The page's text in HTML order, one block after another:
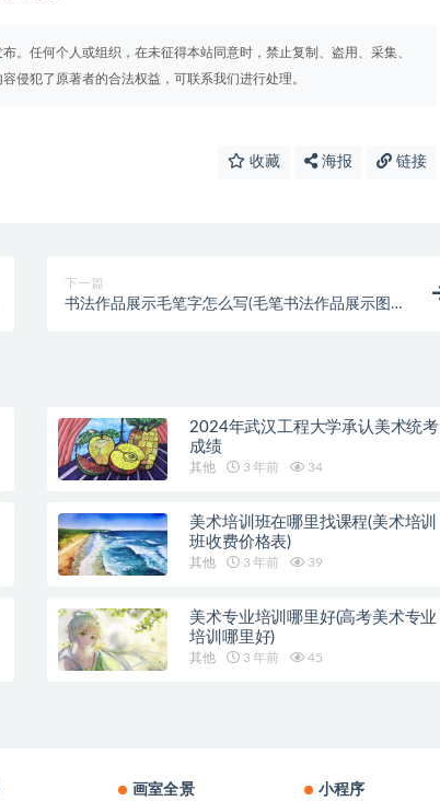
。任何个人或组织，在未征得本站同意时，禁止复制、盗用、采集、
侵犯了原著者的合法权益，可联系我们进行处理。
收藏 海报 链接
下一篇
书法作品展示毛笔字怎么写(毛笔书法作品展示图片
2024年武汉工程大学承认美术统考
成绩
其他 3 年前 34
美术培训班在哪里找课程(美术培训
班收费价格表)
其他 3 年前 39
美术专业培训哪里好(高考美术专业
培训哪里好)
其他 3 年前 45
画室全景 小程序